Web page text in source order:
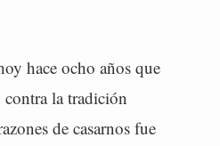
hace ocho años que
la tradición
de casarnos fue